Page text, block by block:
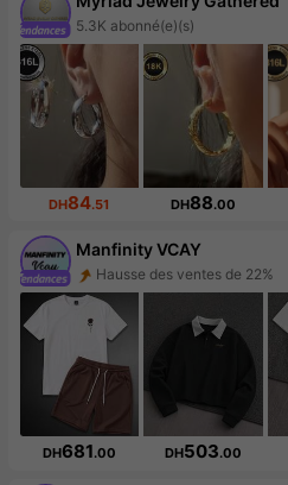
5.3K abonné(e)(s)
DH84.51 DH88.00
Manfinity VCAY
Hausse des ventes de 22%
DH681.00 DH503.00